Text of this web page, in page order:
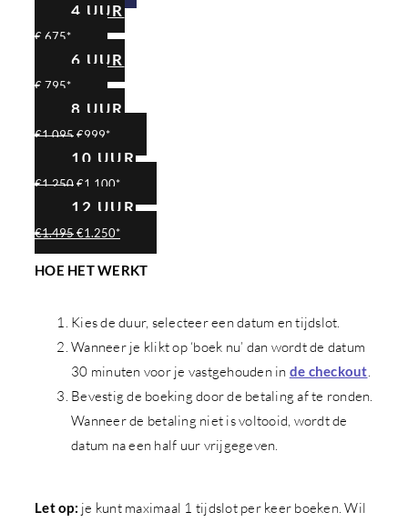
4 UUR
€ 675*
6 UUR
€ 795*
8 UUR
€1.095€999*
10 UUR
€1.250€1.100*
12 UUR
€1.495€1.250*
HOE HET WERKT
Kies de duur, selecteer een datum en tijdslot.
Wanneer je klikt op ‘boek nu’ dan wordt de datum
30 minuten voor je vastgehouden in de checkout
Bevestig de boeking door de betaling af te ronden.
Wanneer de betaling niet is voltooid, wordt de
datum na een half uur vrijgegeven.
Let op: je kunt maximaal 1 tijdslot per keer boeken. Wil